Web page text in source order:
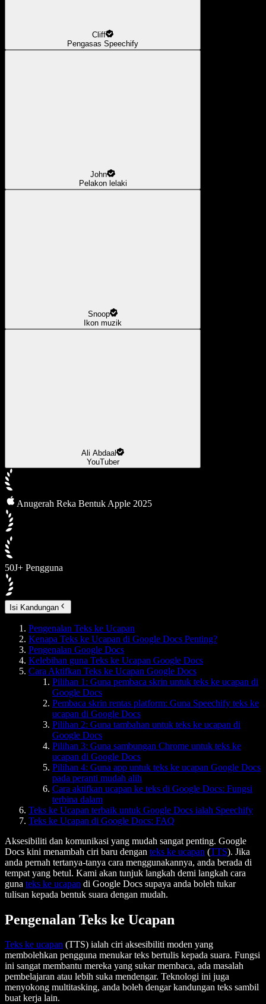
Cliff
Pengasas Speechify
John
Pelakon lelaki
Snoop
Ikon muzik
Ali Abdaal
YouTuber
Anugerah Reka Bentuk Apple 2025
50J+ Pengguna
Isi Kandungan
Pengenalan Teks ke Ucapan
Kenapa Teks ke Ucapan di Google Docs Penting?
Pengenalan Google Docs
Kelebihan guna Teks ke Ucapan Google Docs
Cara Aktifkan Teks ke Ucapan Google Docs
Pilihan 1: Guna pembaca skrin untuk teks ke ucapan di
Google Docs
Pembaca skrin rentas platform: Guna Speechify teks ke
ucapan di Google Docs
Pilihan 2: Guna tambahan untuk teks ke ucapan di
Google Docs
Pilihan 3: Guna sambungan Chrome untuk teks ke
ucapan di Google Docs
Pilihan 4: Guna app untuk teks ke ucapan Google Docs
pada peranti mudah alih
Cara aktifkan ucapan ke teks di Google Docs: Fungsi
terbina dalam
Teks ke Ucapan terbaik untuk Google Docs ialah Speechify
Teks ke Ucapan di Google Docs: FAQ
Aksesibiliti dan komunikasi yang mudah sangat penting. Google
Docs kini menambah ciri baru dengan teks ke ucapan (TTS). Jika
anda pernah tertanya-tanya cara menggunakannya, anda berada di
tempat yang betul. Kami akan tunjuk langkah demi langkah cara
guna teks ke ucapan di Google Docs supaya anda boleh tukar
tulisan kepada bentuk suara dengan mudah.
Pengenalan Teks ke Ucapan
Teks ke ucapan (TTS) ialah ciri aksesibiliti moden yang
membolehkan pengguna menukar teks bertulis kepada suara. Fungsi
ini sangat membantu mereka yang sukar membaca, ada masalah
pembelajaran atau lebih suka mendengar. Teknologi ini juga
menyokong multitasking, anda boleh dengar kandungan teks sambil
buat kerja lain.